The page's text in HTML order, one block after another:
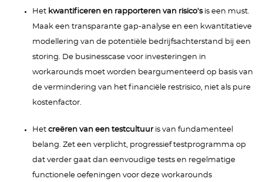
Het kwantificeren en rapporteren van risico'sis een must.
Maak een transparante gap-analyse en een kwantitatieve
modellering van de potentiële bedrijfsachterstand bij een
storing. De businesscase voor investeringen in
workarounds moet worden beargumenteerd op basis van
de vermindering van het financiële restrisico, niet als pure
kostenfactor.
Het creëren van een testcultuuris van fundamenteel
belang. Zet een verplicht, progressief testprogramma op
dat verder gaat dan eenvoudige tests en regelmatige
functionele oefeningen voor deze workarounds